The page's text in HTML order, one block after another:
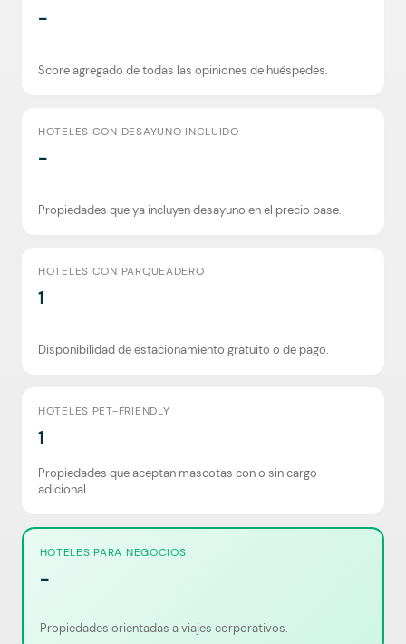
-
Score agregado de todas las opiniones de huéspedes.
HOTELES CON DESAYUNO INCLUIDO
-
Propiedades que ya incluyen desayuno en el precio base.
HOTELES CON PARQUEADERO
1
Disponibilidad de estacionamiento gratuito o de pago.
HOTELES PET-FRIENDLY
1
Propiedades que aceptan mascotas con o sin cargo
adicional.
HOTELES PARA NEGOCIOS
-
Propiedades orientadas a viajes corporativos.